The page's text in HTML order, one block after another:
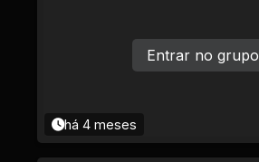
há 4 meses
Entrar no grupo